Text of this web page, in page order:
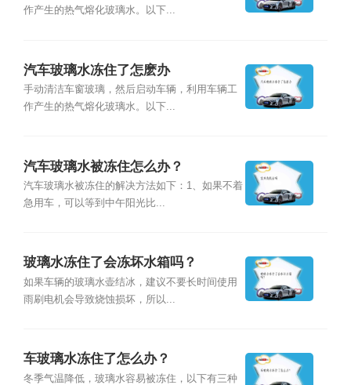
作产生的热气熔化玻璃水。以下...
汽车玻璃水冻住了怎麽办
手动清洁车窗玻璃，然后启动车辆，利用车辆工
作产生的热气熔化玻璃水。以下...
汽车玻璃水被冻住怎么办？
汽车玻璃水被冻住的解决方法如下：1、如果不着
急用车，可以等到中午阳光比...
玻璃水冻住了会冻坏水箱吗？
如果车辆的玻璃水壶结冰，建议不要长时间使用
雨刷电机会导致烧蚀损坏，所以...
车玻璃水冻住了怎么办？
冬季气温降低，玻璃水容易被冻住，以下有三种